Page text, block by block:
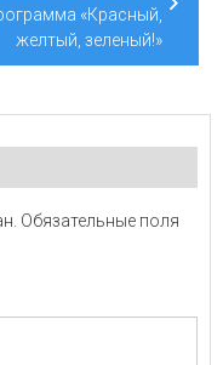
«Красный,
желтый, зеленый!»
Обязательные поля